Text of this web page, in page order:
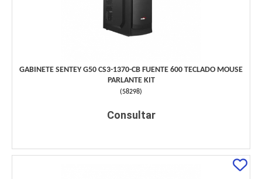
GABINETE SENTEY G50 CS3-1370-CB FUENTE 600 TECLADO MOUSE
PARLANTE KIT
(58298)
Consultar